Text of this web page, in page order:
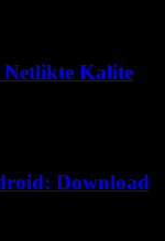
Kalite
Download